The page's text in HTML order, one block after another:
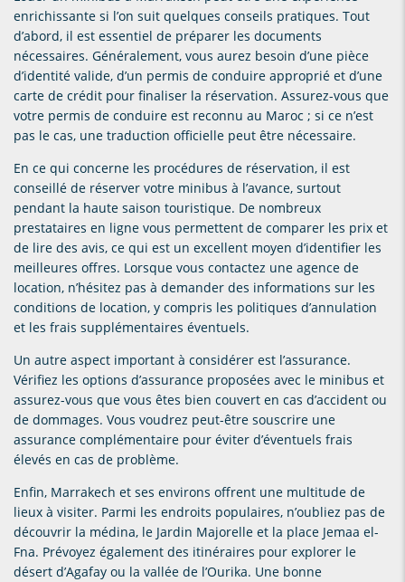
enrichissante si l’on suit quelques conseils pratiques. Tout
d’abord, il est essentiel de préparer les documents
nécessaires. Généralement, vous aurez besoin d’une pièce
d’identité valide, d’un permis de conduire approprié et d’une
carte de crédit pour finaliser la réservation. Assurez-vous que
votre permis de conduire est reconnu au Maroc ; si ce n’est
pas le cas, une traduction officielle peut être nécessaire.
En ce qui concerne les procédures de réservation, il est
conseillé de réserver votre minibus à l’avance, surtout
pendant la haute saison touristique. De nombreux
prestataires en ligne vous permettent de comparer les prix et
de lire des avis, ce qui est un excellent moyen d’identifier les
meilleures offres. Lorsque vous contactez une agence de
location, n’hésitez pas à demander des informations sur les
conditions de location, y compris les politiques d’annulation
et les frais supplémentaires éventuels.
Un autre aspect important à considérer est l’assurance.
Vérifiez les options d’assurance proposées avec le minibus et
assurez-vous que vous êtes bien couvert en cas d’accident ou
de dommages. Vous voudrez peut-être souscrire une
assurance complémentaire pour éviter d’éventuels frais
élevés en cas de problème.
Enfin, Marrakech et ses environs offrent une multitude de
lieux à visiter. Parmi les endroits populaires, n’oubliez pas de
découvrir la médina, le Jardin Majorelle et la place Jemaa el-
Fna. Prévoyez également des itinéraires pour explorer le
désert d’Agafay ou la vallée de l’Ourika. Une bonne